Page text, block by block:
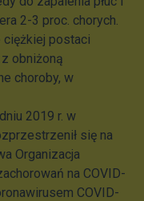
2-3 proc. chorych.
ciężkiej postaci
obniżoną
choroby, w
2019 r. w
się na
Organizacja
na COVID-
COVID-